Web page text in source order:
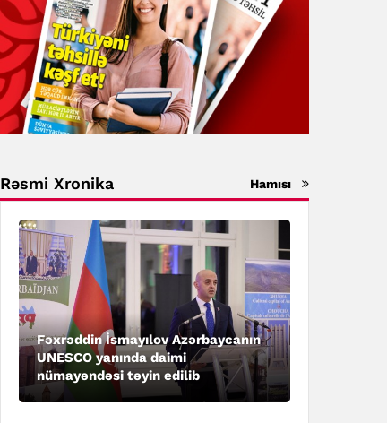
Rəsmi Xronika Hamısı
Fəxrəddin İsmayılov Azərbaycanın
UNESCO yanında daimi
nümayəndəsi təyin edilib